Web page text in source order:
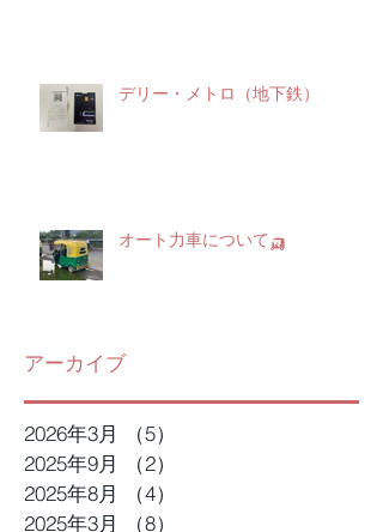
デリー・メトロ（地下鉄）
オート力車について🛺
アーカイブ
2026年3月 （5）
2025年9月
（2）
2025年8月
（4）
2025年3月
（8）